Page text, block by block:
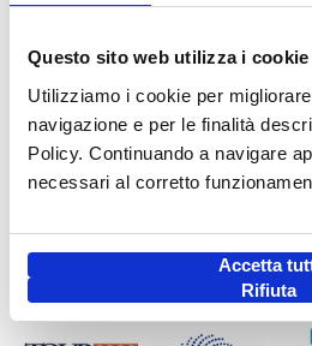
Questo sito web utilizza i cookie
Utilizziamo i cookie per
navigazione e per le finalità
Policy. Continuando a navigare
necessari al corretto
Accetta
Rifiuta
NEWS ASTOI
MANIFESTO PER IL TURISMO
I NOSTRI SOCI